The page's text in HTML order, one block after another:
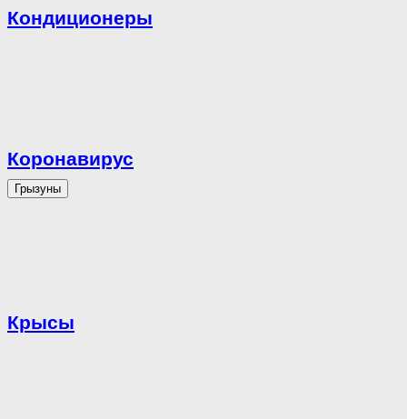
Кондиционеры
Коронавирус
Грызуны
Крысы